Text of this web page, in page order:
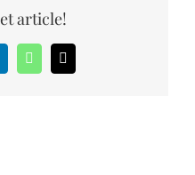
article!
LinkedInWhatsApp